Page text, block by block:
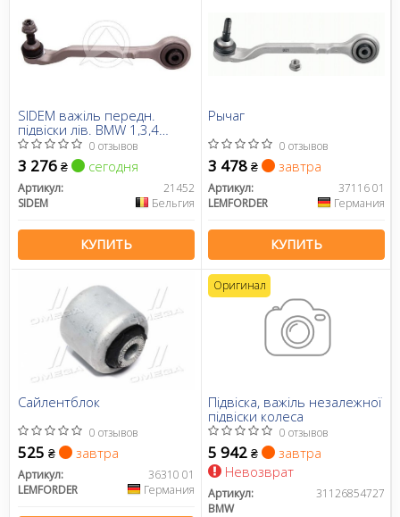
SIDEM важіль передн.
підвіски лів. BMW 1,3,4
(F20/F30/F32)0 отзывов
3 276 ₴ сегодня
Артикул:
21452
SIDEM
Бельгия
КУПИТЬ
Рычаг
0 отзывов
3 478 ₴ завтра
Артикул:
37116 01
LEMFORDER
Германия
КУПИТЬ
Сайлентблок
0 отзывов
525 ₴ завтра
Артикул:
36310 01
LEMFORDER
Германия
Підвіска, важіль незалежної
підвіски колеса
0 отзывов
5 942 ₴
завтра
Невозврат
Артикул:
31126854727
BMW
Оригинал